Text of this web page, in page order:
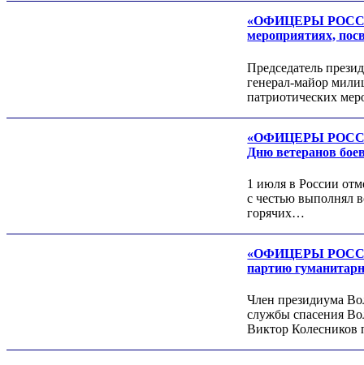
«ОФИЦЕРЫ
мероприятиях,
Председатель
генерал-майор
патриотических
«ОФИЦЕРЫ
Дню ветеранов
1 июля в России
с честью выполнял
горячих…
«ОФИЦЕРЫ
партию
Член президиума
службы спасения
Виктор Колесников
Алексей Филатов